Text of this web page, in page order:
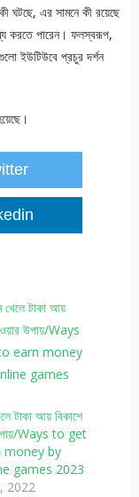
ঘটছে, এর সামনে কী রয়েছে
করতে পারেন। ফলস্বরূপ,
ইউটিউবে প্রচুর দর্শন
টাকা আয় বিকাশে
উপায়/Ways to get
money by
games 2023
2022